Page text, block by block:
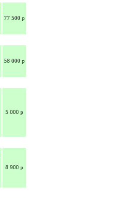
77 500 р
58 000 р
5 000 р
8 900 р